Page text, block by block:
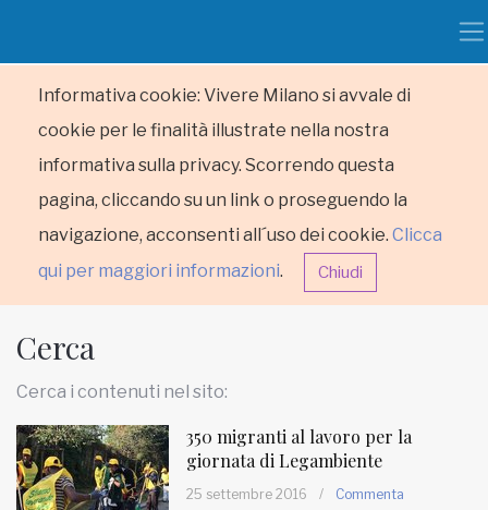
Informativa cookie: Vivere Milano si avvale di
cookie per le finalità illustrate nella nostra
informativa sulla privacy. Scorrendo questa
pagina, cliccando su un link o proseguendo la
navigazione, acconsenti all´uso dei cookie. Clicca
qui per maggiori informazioni. Chiudi
HOME
RUBRICHE
Cerca
Cerca i contenuti nel sito:
350 migranti al lavoro per la
giornata di Legambiente
25 settembre 2016 / Commenta